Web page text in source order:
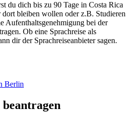
du dich bis zu 90 Tage in Costa Rica
bleiben wollen oder z.B. Studieren
Aufenthaltsgenehmigung bei der
Ob eine Sprachreise als
dir der Sprachreiseanbieter sagen.
Berlin